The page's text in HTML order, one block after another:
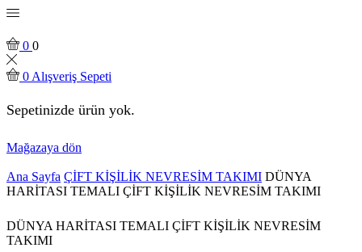
0 0
0 Alışveriş Sepeti
Sepetinizde ürün yok.
Mağazaya dön
Ana Sayfa ÇİFT KİŞİLİK NEVRESİM TAKIMI DÜNYA
HARİTASI TEMALI ÇİFT KİŞİLİK NEVRESİM TAKIMI
DÜNYA HARİTASI TEMALI ÇİFT KİŞİLİK NEVRESİM
TAKIMI